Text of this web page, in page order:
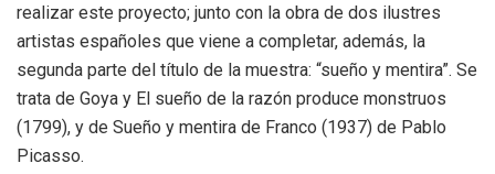
realizar este proyecto; junto con la obra de dos ilustres
artistas españoles que viene a completar, además, la
segunda parte del título de la muestra: “sueño y mentira”. Se
trata de Goya y El sueño de la razón produce monstruos
(1799), y de Sueño y mentira de Franco (1937) de Pablo
Picasso.